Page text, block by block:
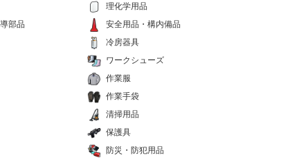
部品
理化学用品
安全用品・構内備品
冷房器具
ワークシューズ
作業服
作業手袋
清掃用品
保護具
防災・防犯用品